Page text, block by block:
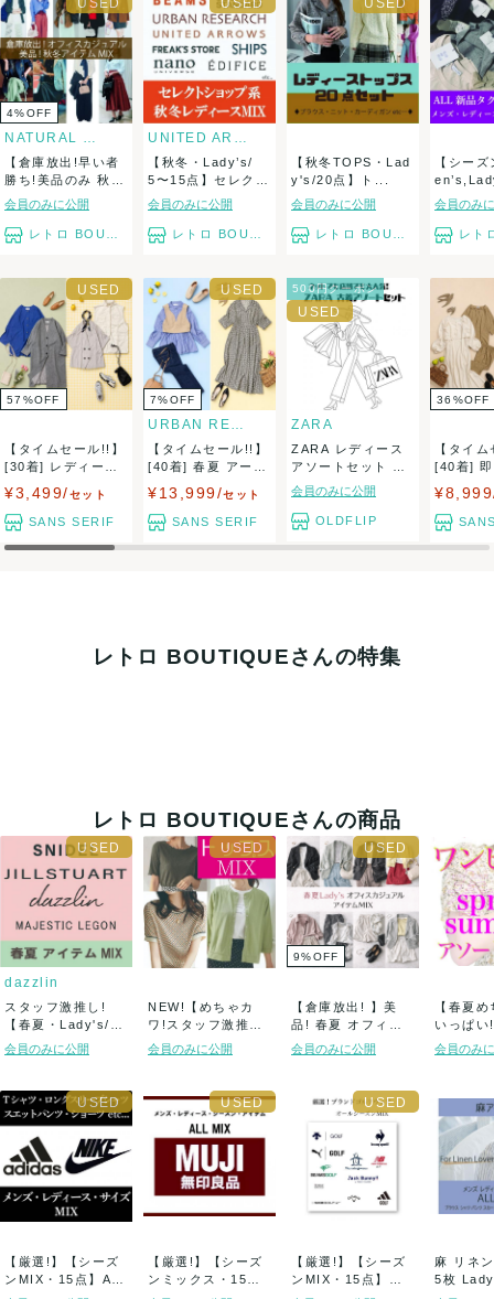
4%OFF
NATURAL BEAUTY BASI...
【倉庫放出!早い者
勝ち!美品のみ 秋
冬・Lady&...
会員のみに公開
レトロ BOUTIQUE
UNITED ARROWS
【秋冬・Lady’s/
5〜15点】セレクト
ショップ...
会員のみに公開
レトロ BOUTIQUE
【秋冬TOPS・Lad
y's/20点】ト...
会員のみに公開
レトロ BOUTIQUE
【シー
会員のみ
レトロ
57 %OFF
【タイムセール!!】
[30着] レディース
¥3,499/セット
SANS SERIF
7%OFF
URBAN RESEARCH
【タイムセール!!】
[40着] 春夏 アーバ
¥13,999/セット
SANS SERIF
500円クーポン
ZARA
ZARA レディース
アソートセット ト
ップス&a...
会員のみに公開
OLDFLIP
36 %OFF
【タイ
[40着]
レトロ BOUTIQUEさんの特集
レトロ BOUTIQUEさんの商品
dazzlin
スタッフ激推し!
【春夏・Lady's/
1...
会員のみに公開
NEW!【めちゃカ
ワ!スタッフ激推し!
春夏・Lad...
会員のみに公開
9%OFF
【倉庫放出! 】美
品! 春夏 オフィス
カジュアル ...
会員のみに公開
【春夏
いっぱ
y'...
会員のみ
【厳選!】【シーズ
ンMIX・15点】ADI
DAS、...
【厳選!】【シーズ
ンミックス・15
点】MUJI /...
【厳選!】【シーズ
ンMIX・15点】人
気ゴルフブラ...
麻 リネ
5枚